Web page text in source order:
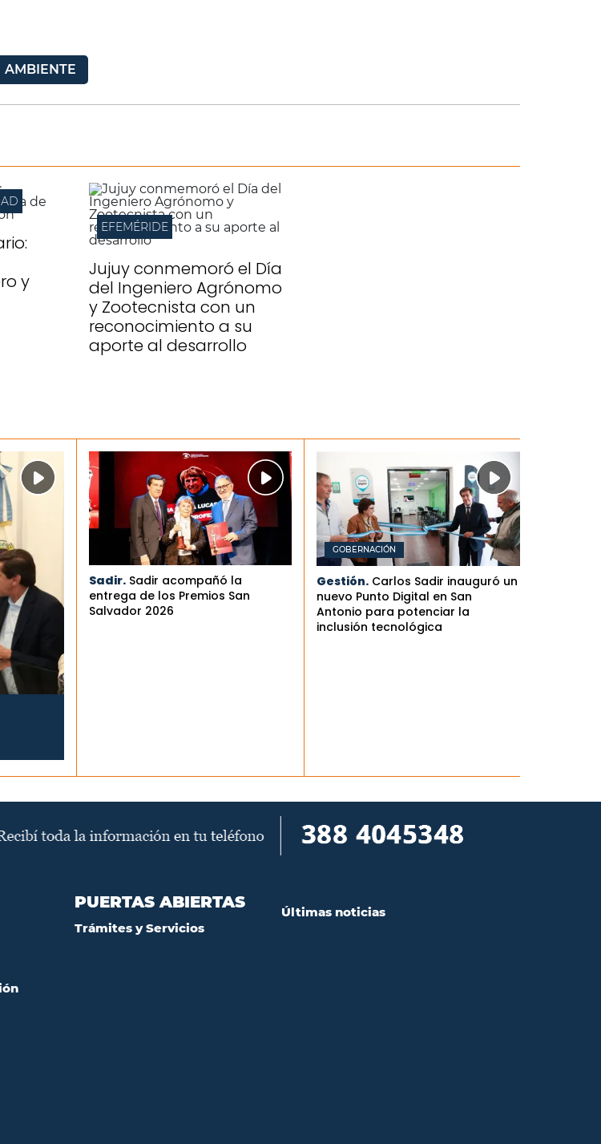
AMBIENTE
y
EFEMÉRIDE
Jujuy conmemoró el Día
del Ingeniero Agrónomo
y Zootecnista con un
reconocimiento a su
aporte al desarrollo
Sadir. Sadir acompañó la
entrega de los Premios San
Salvador 2026
GOBERNACIÓN
Gestión. Carlos Sadir inauguró un
nuevo Punto Digital en San
Antonio para potenciar la
inclusión tecnológica
PUERTAS ABIERTAS
Trámites y Servicios
Últimas noticias